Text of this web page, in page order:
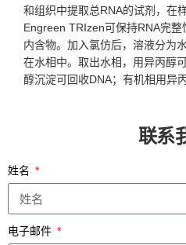
和组织中提取总RNA的试剂，在
Engreen TRIzen可保持RNA完
内含物。加入氯仿后，溶液分为
在水相中。取出水相，用异丙醇
醇沉淀可回收DNA；有机相用异
联系
姓名
电子邮件